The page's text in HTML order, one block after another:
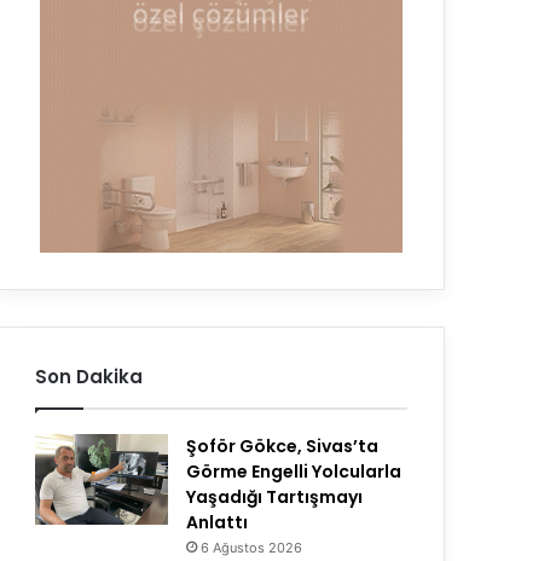
Son Dakika
Şoför Gökce, Sivas’ta
Görme Engelli Yolcularla
Yaşadığı Tartışmayı
Anlattı
6 Ağustos 2026